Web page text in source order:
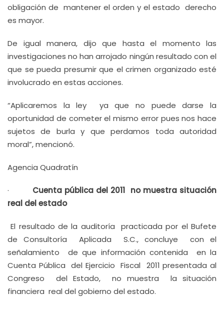
obligación de mantener el orden y el estado derecho
es mayor.
De igual manera, dijo que hasta el momento las
investigaciones no han arrojado ningún resultado con el
que se pueda presumir que el crimen organizado esté
involucrado en estas acciones.
“Aplicaremos la ley ya que no puede darse la
oportunidad de cometer el mismo error pues nos hace
sujetos de burla y que perdamos toda autoridad
moral”, mencionó.
Agencia Quadratín
· Cuenta pública del 2011 no muestra situación
real del estado
El resultado de la auditoría practicada por el Bufete
de Consultoría Aplicada S.C., concluye con el
señalamiento de que información contenida en la
Cuenta Pública del Ejercicio Fiscal 2011 presentada al
Congreso del Estado, no muestra la situación
financiera real del gobierno del estado.